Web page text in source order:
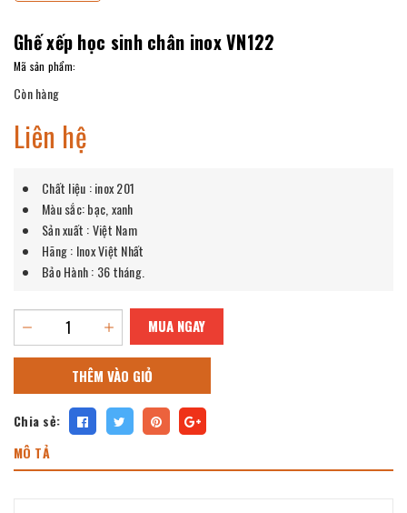
Ghế xếp học sinh chân inox VN122
Mã sản phẩm:
Còn hàng
Liên hệ
Chất liệu : inox 201
Màu sắc: bạc, xanh
Sản xuất : Việt Nam
Hãng : Inox Việt Nhất
Bảo Hành : 36 tháng.
MUA NGAY
THÊM VÀO GIỎ
Chia sẻ:
MÔ TẢ